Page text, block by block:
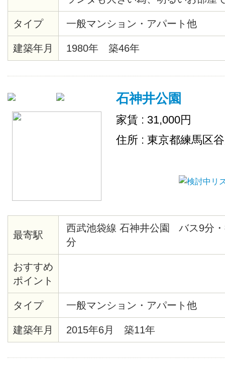
室、トイレ、キッチン新規入替済
ーム済みです
タイプ 一般マンション・アパート他
建築年月 1980年 築46年
石神井公園
家賃 : 31,000円
住所 : 東京都練馬区
最寄駅
西武池袋線 石神井公園 バス9分
分
おすすめ
ポイント
タイプ 一般マンション・アパート他
建築年月 2015年6月 築11年